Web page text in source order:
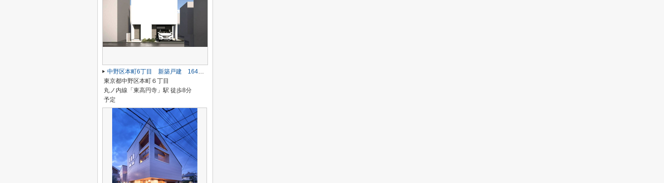
中野区本町6丁目 新築戸建 16480万円
東京都中野区本町６丁目
丸ノ内線「東高円寺」駅 徒歩8分
予定